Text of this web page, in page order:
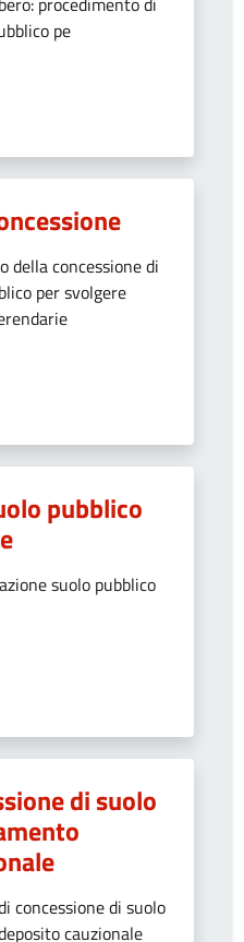
pe
della concessione di
per svolgere
pubblico
suolo pubblico
di suolo
concessione di suolo
cauzionale